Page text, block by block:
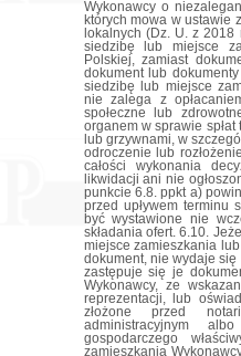
Wykonawcy o
których mowa w ustawie
lokalnych (Dz. U. z
siedzibę lub miejsce
Polskiej, zamiast
dokument lub
siedzibę lub miejsce
nie zalega z
społeczne lub
organem w sprawie
lub grzywnami, w
odroczenie lub
całości wykonania
likwidacji ani nie
punkcie 6.8. ppkt a)
przed upływem terminu
być wystawione nie
składania ofert. 6.10.
miejsce zamieszkania
dokument, nie wydaje
zastępuje się je
Wykonawcy, ze
reprezentacji, lub
złożone przed
administracyjnym
gospodarczego
zamieszkania